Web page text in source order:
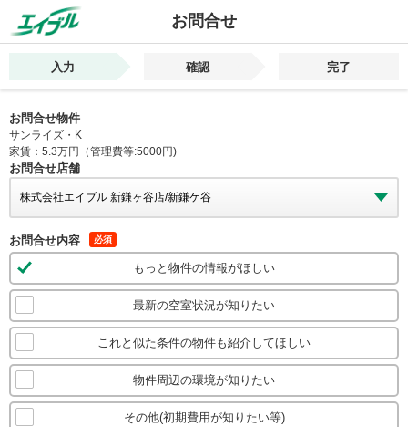
お問合せ
入力 確認 完了
お問合せ物件
サンライズ・K
家賃：5.3万円（管理費等:5000円)
お問合せ店舗
お問合せ内容 必須
もっと物件の情報がほしい
最新の空室状況が知りたい
これと似た条件の物件も紹介してほしい
物件周辺の環境が知りたい
その他(初期費用が知りたい等)